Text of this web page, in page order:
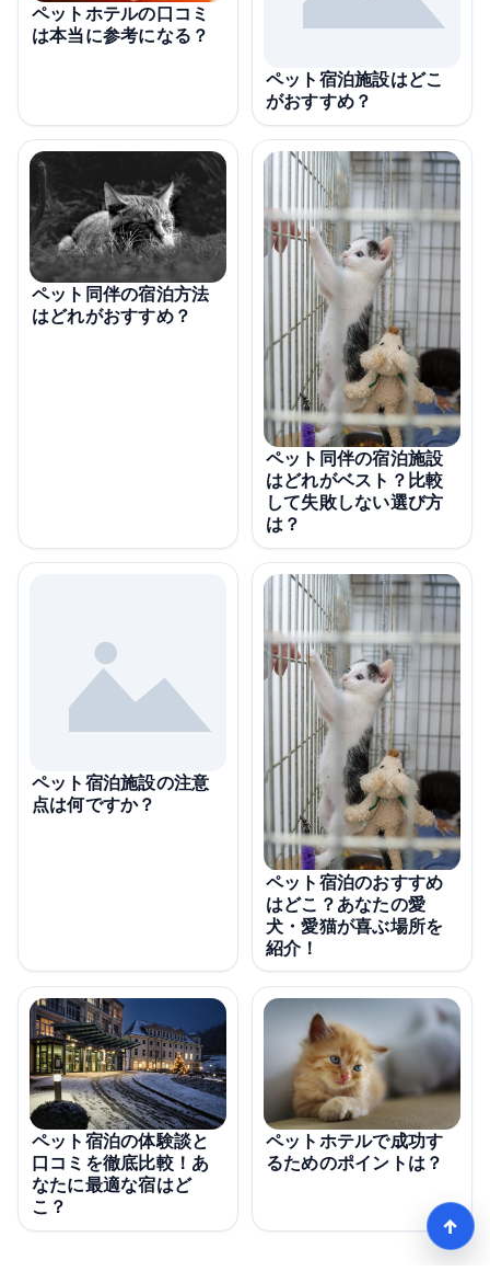
ペットホテルの口コミ
は本当に参考になる？
ペット宿泊施設はどこ
がおすすめ？
ペット同伴の宿泊方法
はどれがおすすめ？
ペット同伴の宿泊施設
はどれがベスト？比較
して失敗しない選び方
は？
ペット宿泊施設の注意
点は何ですか？
ペット宿泊のおすすめ
はどこ？あなたの愛
犬・愛猫が喜ぶ場所を
紹介！
ペット宿泊の体験談と
口コミを徹底比較！あ
なたに最適な宿はど
こ？
ペットホテルで成功す
るためのポイントは？
↑